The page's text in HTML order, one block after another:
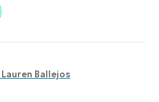
Lauren Ballejos